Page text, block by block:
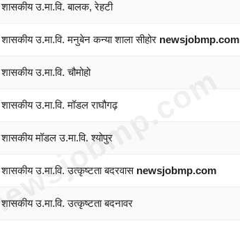
newsjobmp.com
शासकीय उ.मा.वि. बालक, रेहटी
शासकीय उ.मा.वि. मनुबेन कन्या शाला सीहोर newsjobmp.com
शासकीय उ.मा.वि. चौमोहो
शासकीय उ.मा.वि. मॉडल राघौगढ़
शासकीय मॉडल उ.मा.वि. श्योपुर
शासकीय उ.मा.वि. उत्कृष्टता बदरवास newsjobmp.com
शासकीय उ.मा.वि. उत्कृष्टता बदनावर